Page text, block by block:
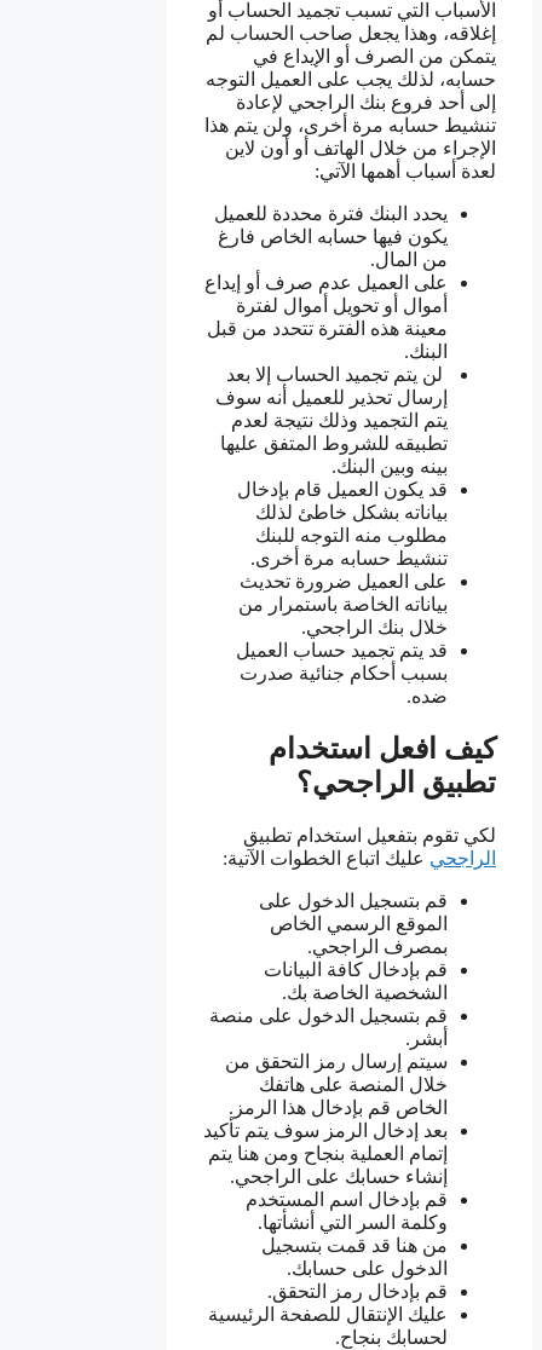
الأسباب التي تسبب تجميد الحساب أو
إغلاقه، وهذا يجعل صاحب الحساب لم
يتمكن من الصرف أو الإيداع في
حسابه، لذلك يجب على العميل التوجه
إلى أحد فروع بنك الراجحي لإعادة
تنشيط حسابه مرة أخرى، ولن يتم هذا
الإجراء من خلال الهاتف أو أون لاين
لعدة أسباب أهمها الآتي:
يحدد البنك فترة محددة للعميل
يكون فيها حسابه الخاص فارغ
من المال.
على العميل عدم صرف أو إيداع
أموال أو تحويل أموال لفترة
معينة هذه الفترة تتحدد من قبل
البنك.
لن يتم تجميد الحساب إلا بعد
إرسال تحذير للعميل أنه سوف
يتم التجميد وذلك نتيجة لعدم
تطبيقه للشروط المتفق عليها
بينه وبين البنك.
قد يكون العميل قام بإدخال
بياناته بشكل خاطئ لذلك
مطلوب منه التوجه للبنك
تنشيط حسابه مرة أخرى.
على العميل ضرورة تحديث
بياناته الخاصة باستمرار من
خلال بنك الراجحي.
قد يتم تجميد حساب العميل
بسبب أحكام جنائية صدرت
ضده.
كيف افعل استخدام
تطبيق الراجحي؟
لكي تقوم بتفعيل استخدام تطبيق
الراجحي عليك اتباع الخطوات الآتية:
قم بتسجيل الدخول على
الموقع الرسمي الخاص
بمصرف الراجحي.
قم بإدخال كافة البيانات
الشخصية الخاصة بك.
قم بتسجيل الدخول على منصة
أبشر.
سيتم إرسال رمز التحقق من
خلال المنصة على هاتفك
الخاص قم بإدخال هذا الرمز.
بعد إدخال الرمز سوف يتم تأكيد
إتمام العملية بنجاح ومن هنا يتم
إنشاء حسابك على الراجحي.
قم بإدخال اسم المستخدم
وكلمة السر التي أنشأتها.
من هنا قد قمت بتسجيل
الدخول على حسابك.
قم بإدخال رمز التحقق.
عليك الإنتقال للصفحة الرئيسية
لحسابك بنجاح.